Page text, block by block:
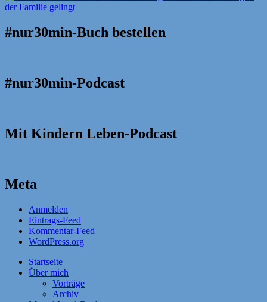
#nur30min-Buch bestellen
#nur30min-Podcast
Mit Kindern Leben-Podcast
Meta
Anmelden
Eintrags-Feed
Kommentar-Feed
WordPress.org
Startseite
Über mich
Vorträge
Archiv